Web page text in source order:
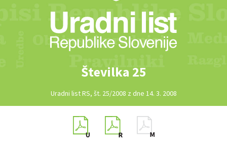
Številka 25
Uradni list RS, št. 25/2008 z dne 14. 3. 2008